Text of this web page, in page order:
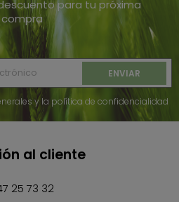
para tu próxima
compra
y la política de confidencialidad
al cliente
25 73 32